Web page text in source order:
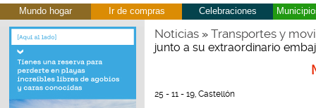
Mundo hogar Ir de compras Celebraciones
Noticias» Transportes y
junto a su extraordinario
25 - 11 - 19, Castellón